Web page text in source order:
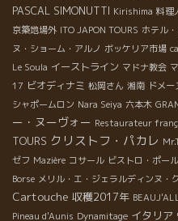
PASCAL SIMONUTTI Kirishima 料理
京築地場外 ITO JAPON TOURS ホテル
ヌ・ショーム・アルノ ボッケリア市場
Le Soula イーストライン マドナ教会
17 ビオディナミ 松岡さん 湘南 ドメ
シャポームロン Nara Seiya 六本木
ー・ヌーヴォー Restaurateur
TOURS クリストフ・パカレ
ゼフ Mazière コサール ビストロ・ポー
Borse メリル・エ・ジェラルディンヌ・
Cartouche 収穫2017年
Pineau d'Aunis Dynamitage イタリア